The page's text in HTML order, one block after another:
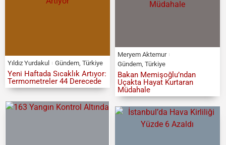
Yıldız Yurdakul Gündem, Türkiye
Yeni Haftada Sıcaklık Artıyor:
Termometreler 44 Derecede
Meryem Aktemur
Gündem, Türkiye
Bakan Memişoğlu’ndan
Uçakta Hayat Kurtaran
Müdahale